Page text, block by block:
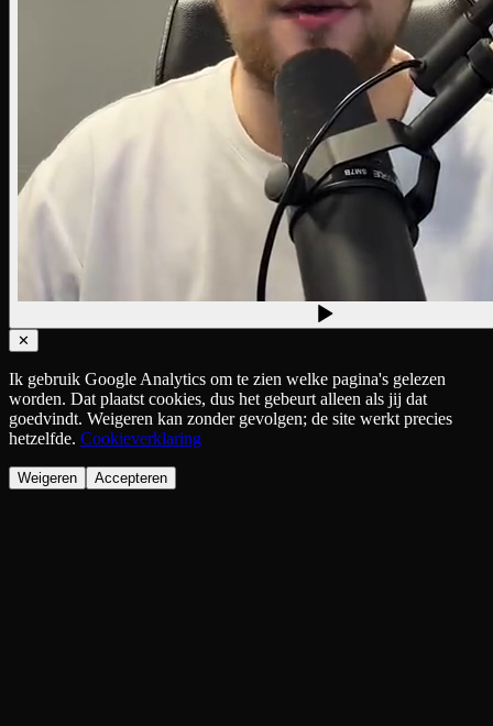
✕
Ik gebruik Google Analytics om te zien welke pagina's gelezen
worden. Dat plaatst cookies, dus het gebeurt alleen als jij dat
goedvindt. Weigeren kan zonder gevolgen; de site werkt precies
hetzelfde. Cookieverklaring
Weigeren Accepteren